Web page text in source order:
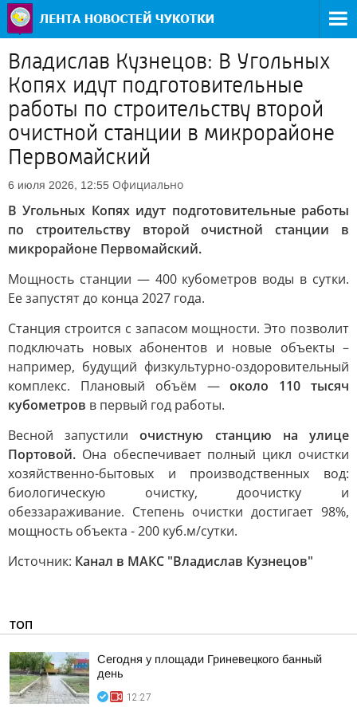
Владислав Кузнецов: В Угольных
Копях идут подготовительные
работы по строительству второй
очистной станции в микрорайоне
Первомайский
6 июля 2026, 12:55 Официально
В Угольных Копях идут подготовительные работы
по строительству второй очистной станции в
микрорайоне Первомайский.
Мощность станции — 400 кубометров воды в сутки.
Ее запустят до конца 2027 года.
Станция строится с запасом мощности. Это позволит
подключать новых абонентов и новые объекты –
например, будущий физкультурно-оздоровительный
комплекс. Плановый объём —около 110 тысяч
кубометров в первый год работы.
Весной запустилиочистную станцию на улице
Портовой. Она обеспечивает полный цикл очистки
хозяйственно-бытовых и производственных вод:
биологическую очистку, доочистку и
обеззараживание. Степень очистки достигает 98%,
мощность объекта - 200 куб.м/сутки.
Источник: Канал в МАКС "Владислав Кузнецов"
ТОП
Сегодня у площади Гриневецкого банный
день
12:27